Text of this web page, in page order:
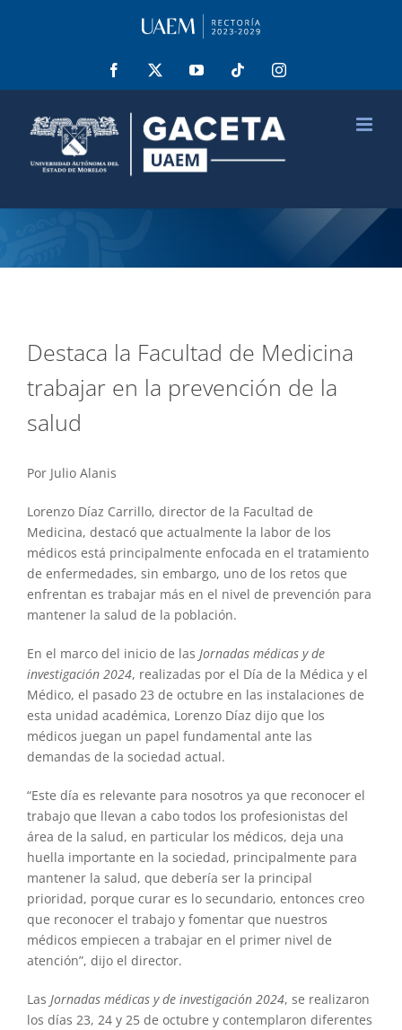
Facebook YouTube Tiktok Instagram
Destaca la Facultad de Medicina
trabajar en la prevención de la
salud
Por Julio Alanis
Lorenzo Díaz Carrillo, director de la Facultad de
Medicina, destacó que actualmente la labor de los
médicos está principalmente enfocada en el tratamiento
de enfermedades, sin embargo, uno de los retos que
enfrentan es trabajar más en el nivel de prevención para
mantener la salud de la población.
En el marco del inicio de las Jornadas médicas y de
investigación 2024, realizadas por el Día de la Médica y el
Médico, el pasado 23 de octubre en las instalaciones de
esta unidad académica, Lorenzo Díaz dijo que los
médicos juegan un papel fundamental ante las
demandas de la sociedad actual.
“Este día es relevante para nosotros ya que reconocer el
trabajo que llevan a cabo todos los profesionistas del
área de la salud, en particular los médicos, deja una
huella importante en la sociedad, principalmente para
mantener la salud, que debería ser la principal
prioridad, porque curar es lo secundario, entonces creo
que reconocer el trabajo y fomentar que nuestros
médicos empiecen a trabajar en el primer nivel de
atención”, dijo el director.
Las Jornadas médicas y de investigación 2024, se realizaron
los días 23, 24 y 25 de octubre y contemplaron diferentes